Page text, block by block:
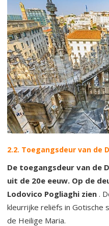
2.2. Toegangsdeur van de
De toegangsdeur van de
uit de 20e eeuw. Op de
Lodovico Pogliaghi zien .
kleurrijke reliëfs in Gotische
de Heilige Maria.